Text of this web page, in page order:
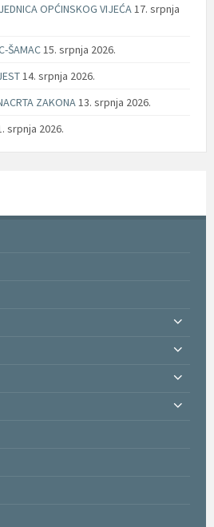
OPĆINSKOG VIJEĆA17. srpnja
ŠAMAC15. srpnja 2026.
14. srpnja 2026.
ZAKONA13. srpnja 2026.
srpnja 2026.